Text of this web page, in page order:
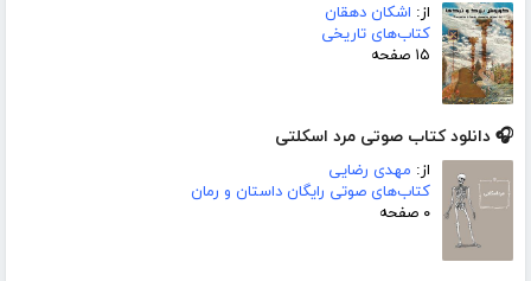
از: اشکان دهقان
کتاب‌های تاریخی
۱۵ صفحه
🎧 دانلود کتاب صوتی مرد اسکلتی
از: مهدی رضایی
کتاب‌های صوتی رایگان داستان و رمان
۰ صفحه